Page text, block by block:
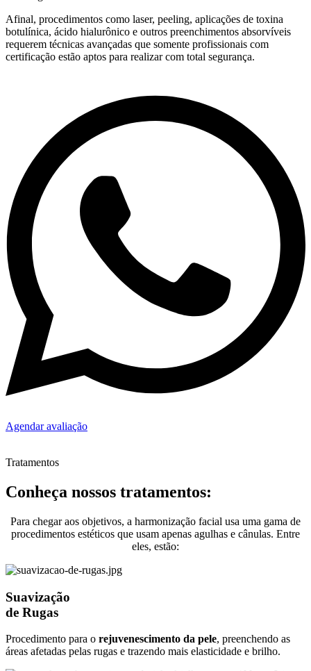
Afinal, procedimentos como laser, peeling, aplicações de toxina
botulínica, ácido hialurônico e outros preenchimentos absorvíveis
requerem técnicas avançadas que somente profissionais com
certificação estão aptos para realizar com total segurança.
Agendar avaliação
Tratamentos
Conheça nossos tratamentos:
Para chegar aos objetivos, a harmonização facial usa uma gama de
procedimentos estéticos que usam apenas agulhas e cânulas. Entre
eles, estão:
Suavização
de Rugas
Procedimento para o rejuvenescimento da pele, preenchendo as
áreas afetadas pelas rugas e trazendo mais elasticidade e brilho.